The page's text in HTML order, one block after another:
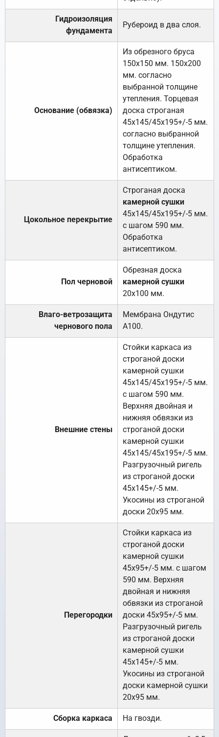
Гидроизоляция
фундамента
Рубероид в два слоя.
Основание (обвязка)
Из обрезного бруса
150х150 мм. 150х200
мм. согласно
выбранной толщине
утепления. Торцевая
доска строганая
45х145/45х195+/-5 мм.
согласно выбранной
толщине утепления.
Обработка
антисептиком.
Цокольное перекрытие
Строганая доска
камерной сушки
45х145/45х195+/-5 мм.
с шагом 590 мм.
Обработка
антисептиком.
Пол черновой
Обрезная доска
камерной сушки
20х100 мм.
Влаго-ветрозащита
чернового пола
Мембрана Ондутис
А100.
Внешние стены
Стойки каркаса из
строганой доски
камерной сушки
45х145/45х195+/-5 мм.
с шагом 590 мм.
Верхняя двойная и
нижняя обвязки из
строганой доски
камерной сушки
45х145/45х195+/-5 мм.
Разгрузочный ригель
из строганой доски
45х145+/-5 мм.
Укосины из строганой
доски 20х95 мм.
Перегородки
Стойки каркаса из
строганой доски
камерной сушки
45х95+/-5 мм. с шагом
590 мм. Верхняя
двойная и нижняя
обвязки из строганой
доски 45х95+/-5 мм.
Разгрузочный ригель
из строганой доски
камерной сушки
45х145+/-5 мм.
Укосины из строганой
доски камерной сушки
20х95 мм.
Сборка каркаса На гвозди.